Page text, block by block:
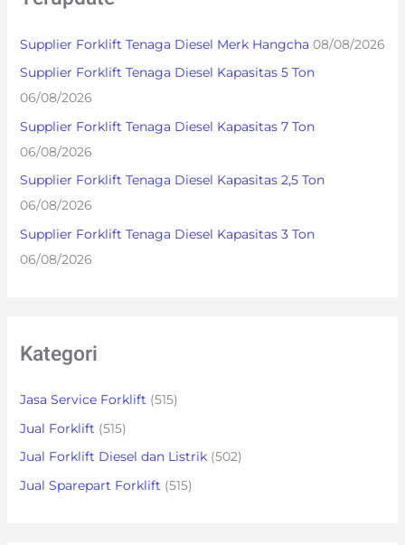
f
o
r
:
Supplier Forklift Tenaga Diesel Merk Hangcha 08/08/2026
Supplier Forklift Tenaga Diesel Kapasitas 5 Ton
06/08/2026
Supplier Forklift Tenaga Diesel Kapasitas 7 Ton
06/08/2026
Supplier Forklift Tenaga Diesel Kapasitas 2,5 Ton
06/08/2026
Supplier Forklift Tenaga Diesel Kapasitas 3 Ton
06/08/2026
Kategori
Jasa Service Forklift (515)
Jual Forklift (515)
Jual Forklift Diesel dan Listrik(502)
Jual Sparepart Forklift (515)